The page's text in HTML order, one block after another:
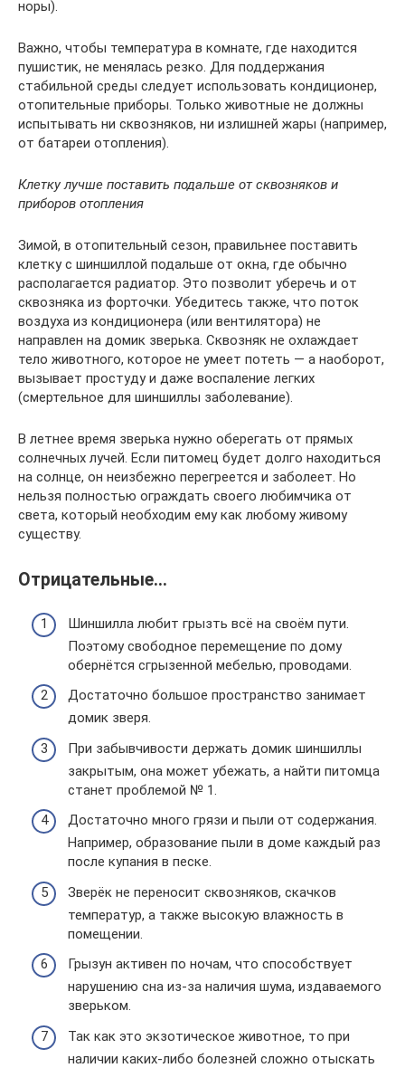
норы).
Важно, чтобы температура в комнате, где находится
пушистик, не менялась резко. Для поддержания
стабильной среды следует использовать кондиционер,
отопительные приборы. Только животные не должны
испытывать ни сквозняков, ни излишней жары (например,
от батареи отопления).
Клетку лучше поставить подальше от сквозняков и
приборов отопления
Зимой, в отопительный сезон, правильнее поставить
клетку с шиншиллой подальше от окна, где обычно
располагается радиатор. Это позволит уберечь и от
сквозняка из форточки. Убедитесь также, что поток
воздуха из кондиционера (или вентилятора) не
направлен на домик зверька. Сквозняк не охлаждает
тело животного, которое не умеет потеть — а наоборот,
вызывает простуду и даже воспаление легких
(смертельное для шиншиллы заболевание).
В летнее время зверька нужно оберегать от прямых
солнечных лучей. Если питомец будет долго находиться
на солнце, он неизбежно перегреется и заболеет. Но
нельзя полностью ограждать своего любимчика от
света, который необходим ему как любому живому
существу.
Отрицательные…
Шиншилла любит грызть всё на своём пути.
Поэтому свободное перемещение по дому
обернётся сгрызенной мебелью, проводами.
Достаточно большое пространство занимает
домик зверя.
При забывчивости держать домик шиншиллы
закрытым, она может убежать, а найти питомца
станет проблемой № 1.
Достаточно много грязи и пыли от содержания.
Например, образование пыли в доме каждый раз
после купания в песке.
Зверёк не переносит сквозняков, скачков
температур, а также высокую влажность в
помещении.
Грызун активен по ночам, что способствует
нарушению сна из-за наличия шума, издаваемого
зверьком.
Так как это экзотическое животное, то при
наличии каких-либо болезней сложно отыскать